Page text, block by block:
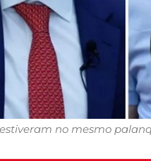
no mesmo